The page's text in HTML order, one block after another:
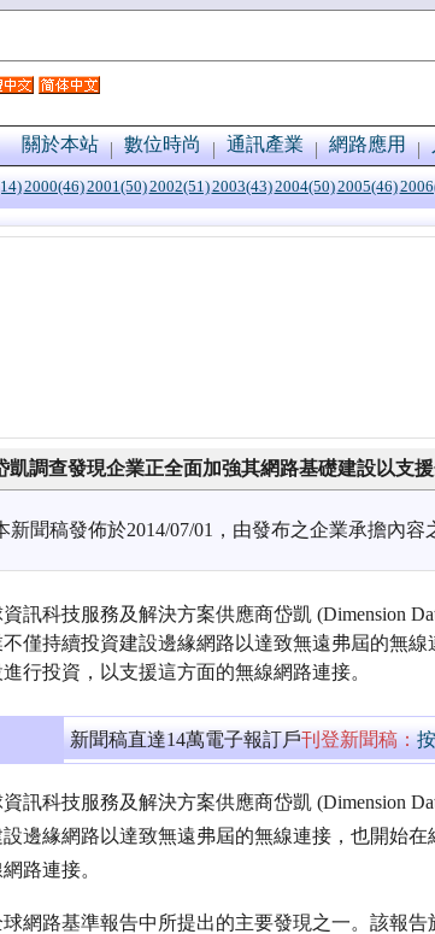
關於本站 數位時尚 通訊產業 網路應用
2000(46)2001(50)2002(51)2003(43)2004(50)2005(46)
凱調查發現企業正全面加強其網路基礎建設以支
新聞稿發佈於2014/07/01，由發布之企業承擔內
訊科技服務及解決方案供應商岱凱 (Dimension
僅持續投資建設邊緣網路以達致無遠弗屆的無線
行投資，以支援這方面的無線網路連接。
新聞稿直達14萬電子報訂戶刊登新聞稿：
訊科技服務及解決方案供應商岱凱 (Dimension
邊緣網路以達致無遠弗屆的無線連接，也開始
路連接。
路基準報告中所提出的主要發現之一。該報告